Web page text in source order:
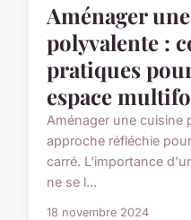
Aménager
polyvalente :
pratiques
espace
Aménager une cuisine
approche réfléchie
carré. L'importance
ne se l...
18 novembre 2024